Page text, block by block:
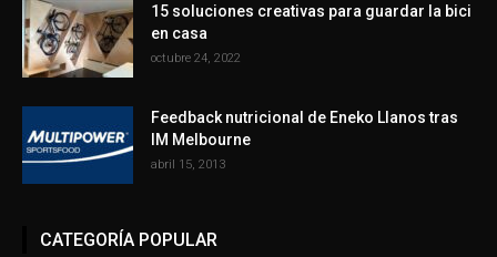
15 soluciones creativas para guardar la bici
en casa
octubre 24, 2022
Feedback nutricional de Eneko Llanos tras
IM Melbourne
abril 15, 2013
CATEGORÍA POPULAR